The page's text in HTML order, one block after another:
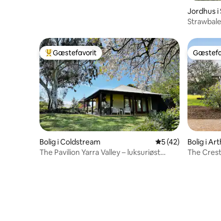
Jordhus i
Bedste gæstefavorit
Gæstefavorit
Bolig i Coldstream 5 ud af 5 i
5 (42)
The Pavilion Yarra Valley – luksuriøst
Bolig i
The Crest